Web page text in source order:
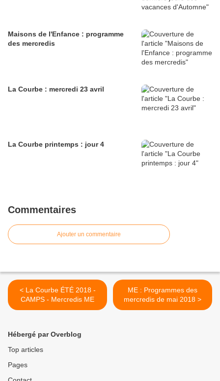
Maisons de l'Enfance : programme
des mercredis
La Courbe : mercredi 23 avril
La Courbe printemps : jour 4
Commentaires
Ajouter un commentaire
< La Courbe ÉTÉ 2018 -
CAMPS - Mercredis ME
ME : Programmes des
mercredis de mai 2018 >
Hébergé par Overblog
Top articles
Pages